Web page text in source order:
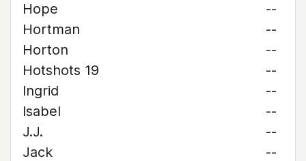
Hope
--
Hortman
--
Horton
--
Hotshots 19
--
Ingrid
--
Isabel
--
J.J.
--
Jack
--